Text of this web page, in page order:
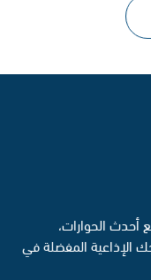
أحدث الحوارات،
الإذاعية المفضلة في